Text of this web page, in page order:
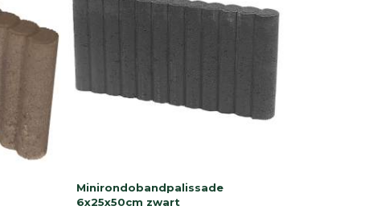
Minirondobandpalissade
6x25x50cm zwart